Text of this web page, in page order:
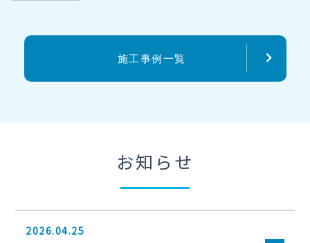
施工事例一覧
お知らせ
2026.04.25